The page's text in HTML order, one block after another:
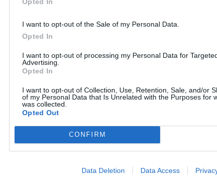
I want to opt-out of the Sale of my Personal Data.
Opted In
I want to opt-out of processing my Personal Data for
Advertising.
Opted In
I want to opt-out of Collection, Use, Retention, Sale, and/or
of my Personal Data that Is Unrelated with the Purposes for
was collected.
Opted Out
CONFIRM
Data Deletion Data Access
(έτη γέννησης 2012, 2013 και 2014). Η δήλωση συμμετοχής
ηλεκτρονικά και επιπλέον προσκομίζεται υπεύθυνη δήλωση
κηδεμόνα κατά την παραλαβή του αθλητικού υλικού μία
Για τον κανονισμό του αγώνα και εγγραφές αθλητών και
δικτυακό τόπο του Συλλόγου Δρομέων Λέσβου
εγγραφές θα γίνονται δεκτές ως την 9η Ιουλίου ή έως την